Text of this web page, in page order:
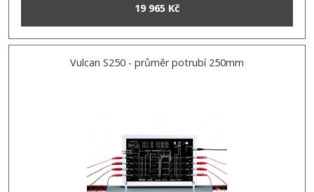
19 965 Kč
Vulcan S250 - průměr potrubí 250mm